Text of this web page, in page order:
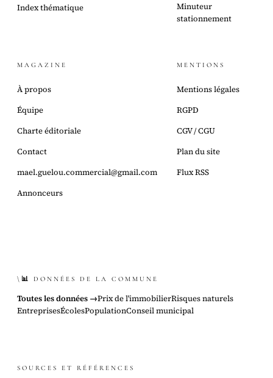
Index thématique
Minuteur
stationnement
MAGAZINE
À propos
Équipe
Charte éditoriale
Contact
mael.guelou.commercial@gmail.com
Annonceurs
MENTIONS
Mentions légales
RGPD
CGV / CGU
Plan du site
Flux RSS
\📊 DONNÉES DE LA COMMUNE
Toutes les données →Prix de l'immobilierRisques naturels
EntreprisesÉcolesPopulationConseil municipal
SOURCES ET RÉFÉRENCES